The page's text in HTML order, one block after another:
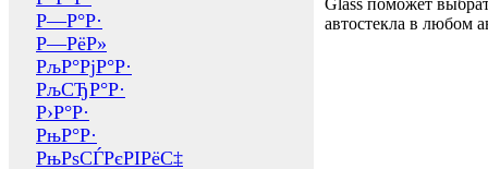
Р—Р°Р·
Р—РёР»
РљР°РјР°Р·
РљСЂР°Р·
Р›Р°Р·
РњР°Р·
РњРѕСЃРєРІРёС‡
Glass поможет
автостекла в любом